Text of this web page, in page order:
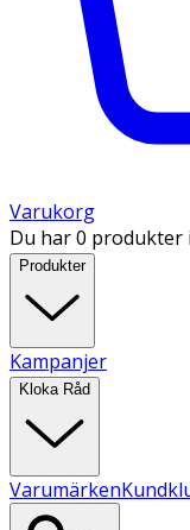
Varukorg
Du har 0 produkter
Produkter
Kampanjer
Kloka Råd
Varumärken